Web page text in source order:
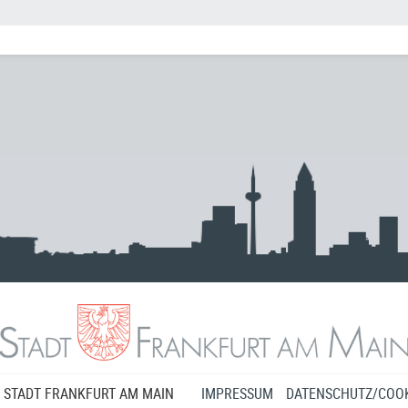
FRANKFURT AM MAIN IMPRESSUM DATENSCHUTZ/